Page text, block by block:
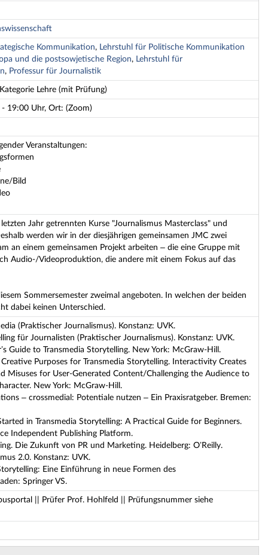
Kommunikation, Lehrstuhl für Politische Kommunikation
und die postsowjetische Region, Lehrstuhl für
, Professur für Journalistik
Lehre (mit Prüfung)
19:00 Uhr, Ort: (Zoom)
Veranstaltungen:
Bild
Jahr getrennten Kurse "Journalismus Masterclass" und
werden wir in der diesjährigen gemeinsamen JMC zwei
an einem gemeinsamen Projekt arbeiten – die eine Gruppe mit
Audio-/Videoproduktion, die andere mit einem Fokus auf das
Sommersemester zweimal angeboten. In welchen der beiden
dabei keinen Unterschied.
(Praktischer Journalismus). Konstanz: UVK.
für Journalisten (Praktischer Journalismus). Konstanz: UVK.
Guide to Transmedia Storytelling. New York: McGraw-Hill.
Purposes for Transmedia Storytelling. Interactivity Creates
Misuses for User-Generated Content/Challenging the Audience to
New York: McGraw-Hill.
– crossmedial: Potentiale nutzen – Ein Praxisratgeber. Bremen:
in Transmedia Storytelling: A Practical Guide for Beginners.
Independent Publishing Platform.
Die Zukunft von PR und Marketing. Heidelberg: O’Reilly.
2.0. Konstanz: UVK.
Eine Einführung in neue Formen des
Springer VS.
|| Prüfer Prof. Hohlfeld || Prüfungsnummer siehe